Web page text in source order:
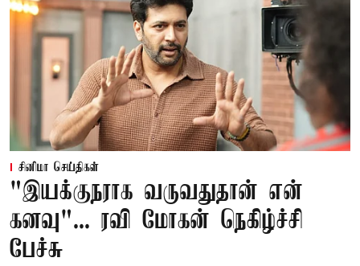
சினிமா செய்திகள்
"இயக்குநராக வருவதுதான் என்
கனவு"... ரவி மோகன் நெகிழ்ச்சி
பேச்சு